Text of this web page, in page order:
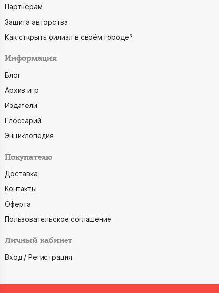
Партнёрам
Защита авторства
Как открыть филиал в своём городе?
Информация
Блог
Архив игр
Издатели
Глоссарий
Энциклопедия
Покупателю
Доставка
Контакты
Оферта
Пользовательское соглашение
Личный кабинет
Вход / Регистрация